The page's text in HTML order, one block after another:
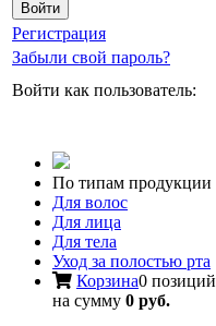
Регистрация
Забыли свой пароль?
Войти как пользователь:
По типам продукции
Для волос
Для лица
Для тела
Уход за полостью рта
Корзина0 позиций
на сумму 0 руб.